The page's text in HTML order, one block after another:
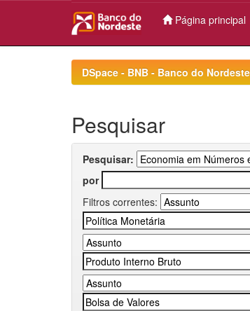
Página principal
DSpace - BNB - Banco do
Pesquisar
Pesquisar:
por
Filtros correntes: